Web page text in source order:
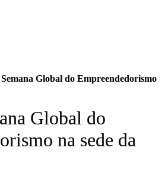
Semana Global do Empreendedorismo
Global do
na sede da